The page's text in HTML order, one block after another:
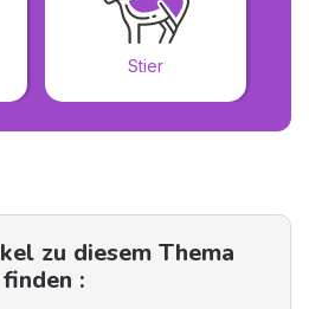
Stier
zu diesem Thema
finden :